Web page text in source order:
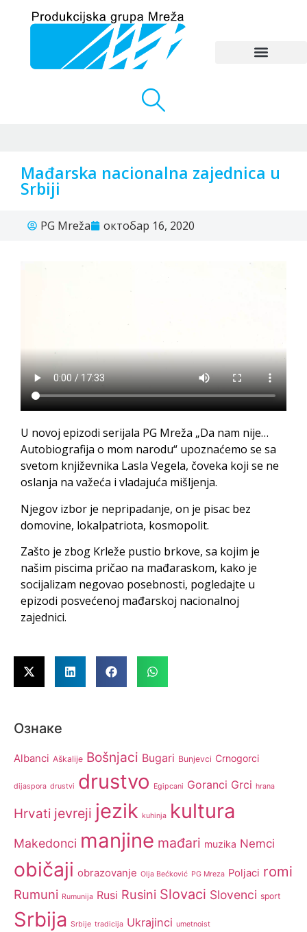
Mađarska nacionalna zajednica u
Srbiji
PG Mreža октобар 16, 2020
U novoj epizodi serijala PG Mreža „Da nam nije…
Autobiografija o mom narodu“ upoznaćemo se sa
svetom književnika Lasla Vegela, čoveka koji se ne
oslanja na važeća i vladajuća mišljenja.
Njegov izbor je nepripadanje, on je pisac bez
domovine, lokalpatriota, kosmopolit.
Zašto je zbog Krleže pustio brkove, sa kojim je
našim piscima pričao na mađaraskom, kako je
socijalizam negovao posebnosti, pogledajte u
epizodi posvećenoj mađarskoj nacionalnoj
zajednici.
Ознаке
Albanci Aškalije Bošnjaci Bugari Bunjevci Crnogorci
dijaspora drustvi drustvo Egipcani Goranci Grci hrana
Hrvati jevreji jezik kuhinja kultura
Makedonci manjine mađari muzika Nemci
običaji obrazovanje Olja Bećković PG Mreza Poljaci romi
Rumuni Rumunija Rusi Rusini Slovaci Slovenci sport
Srbija Srbije tradicija Ukrajinci umetnoist